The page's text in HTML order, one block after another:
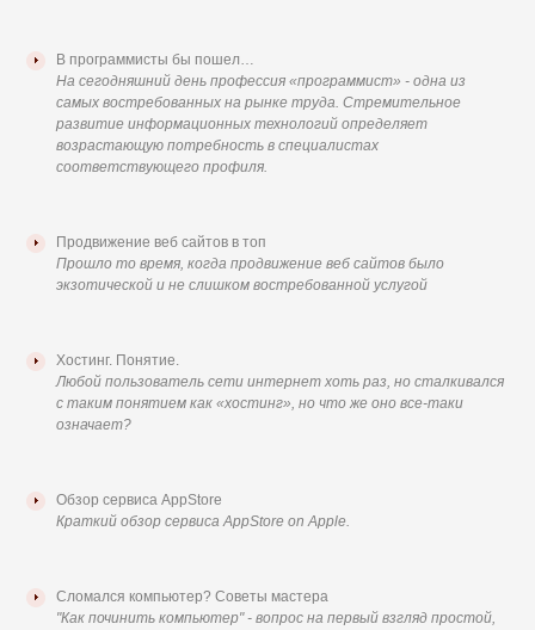
В программисты бы пошел…
На сегодняшний день профессия «программист» - одна из
самых востребованных на рынке труда. Стремительное
развитие информационных технологий определяет
возрастающую потребность в специалистах
соответствующего профиля.
Продвижение веб сайтов в топ
Прошло то время, когда продвижение веб сайтов было
экзотической и не слишком востребованной услугой
Хостинг. Понятие.
Любой пользователь сети интернет хоть раз, но сталкивался
с таким понятием как «хостинг», но что же оно все-таки
означает?
Обзор сервиса AppStore
Краткий обзор сервиса AppStore on Apple.
Сломался компьютер? Советы мастера
"Как починить компьютер" - вопрос на первый взгляд простой,